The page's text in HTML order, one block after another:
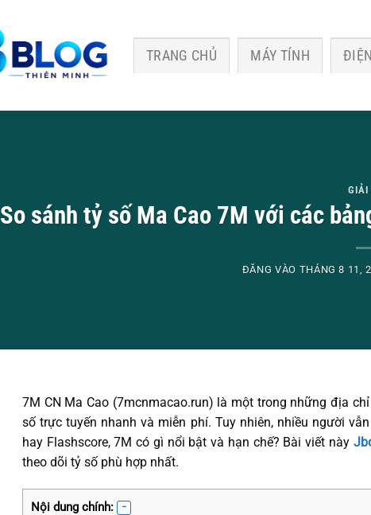
TRANG CHỦ MÁY TÍNH
GIẢI
So sánh tỷ số Ma Cao 7M với các
ĐĂNG VÀO THÁNG 8 11,
7M CN Ma Cao (7mcnmacao.run) là một trong những địa
số trực tuyến nhanh và miễn phí. Tuy nhiên, nhiều người
hay Flashscore, 7M có gì nổi bật và hạn chế? Bài viết này
theo dõi tỷ số phù hợp nhất.
Nội dung chính: